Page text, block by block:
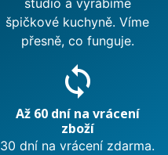
studio a vyrábíme
špičkové kuchyně. Víme
přesně, co funguje.
sync
Až 60 dní na vrácení
zboží
30 dní na vrácení zdarma.